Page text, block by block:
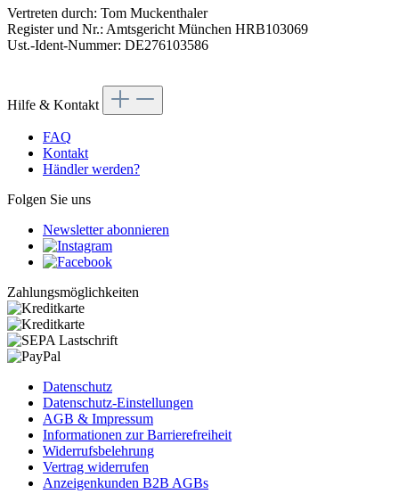
Vertreten durch: Tom Muckenthaler
Register und Nr.: Amtsgericht München HRB103069
Ust.-Ident-Nummer: DE276103586
Hilfe & Kontakt
FAQ
Kontakt
Händler werden?
Folgen Sie uns
Newsletter abonnieren
Zahlungsmöglichkeiten
Datenschutz
Datenschutz-Einstellungen
AGB & Impressum
Informationen zur Barrierefreiheit
Widerrufsbelehrung
Vertrag widerrufen
Anzeigenkunden B2B AGBs